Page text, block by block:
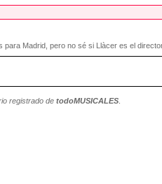
Madrid, pero no sé si Llàcer es el
registrado detodoMUSICALES